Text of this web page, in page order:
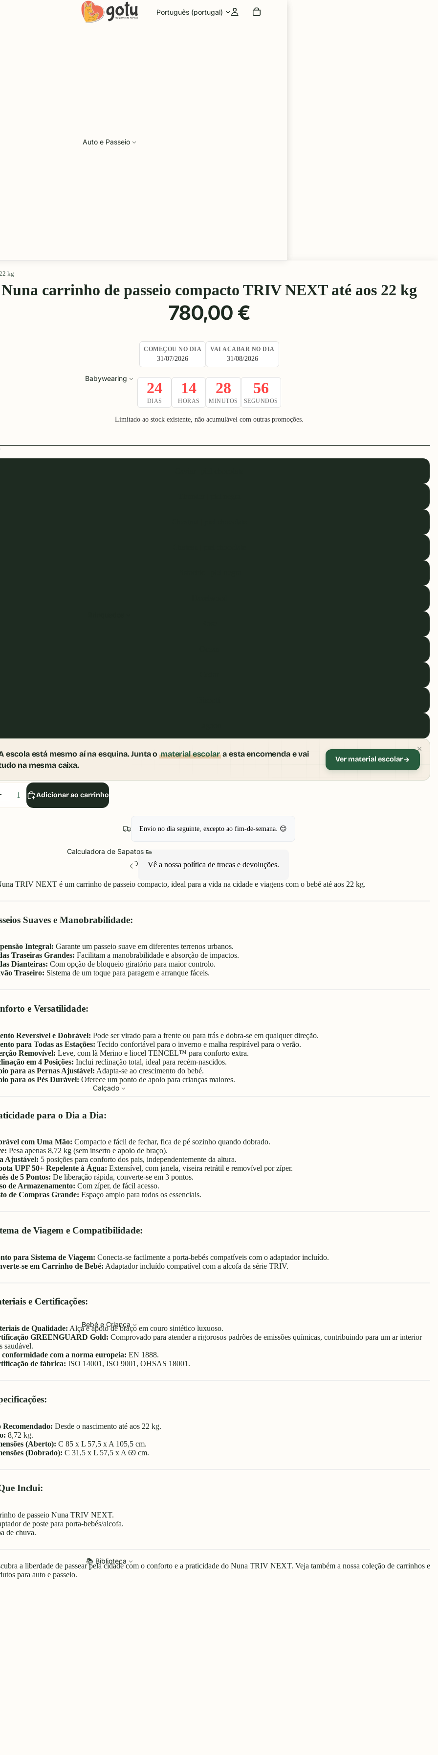
Idioma
Auto e Passeio
Babywearing
Calculadora de Sapatos 👟
Calçado
Bebé e Criança
📚 Biblioteca
kg
Nuna carrinho de passeio compacto TRIV NEXT até aos 22 kg
780,00 €
COMEÇOU NO DIA
31/07/2026
VAI ACABAR NO DIA
31/08/2026
24
DIAS
14
HORAS
28
MINUTOS
55
SEGUNDOS
Limitado ao stock existente, não acumulável com outras promoções.
Aumentar
escola está mesmo aí na esquina. Junta omaterial escolara esta encomenda e vai
na mesma caixa.
Ver material escolar
Adicionar ao carrinho
Envio no dia seguinte, excepto ao fim-de-semana. 😊
Vê a nossa política de trocas e devoluções.
TRIV NEXT é um carrinho de passeio compacto, ideal para a vida na cidade e viagens com o bebé até aos 22 kg.
Suaves e Manobrabilidade:
Integral: Garante um passeio suave em diferentes terrenos urbanos.
Traseiras Grandes: Facilitam a manobrabilidade e absorção de impactos.
Dianteiras: Com opção de bloqueio giratório para maior controlo.
Traseiro: Sistema de um toque para paragem e arranque fáceis.
e Versatilidade:
Reversível e Dobrável: Pode ser virado para a frente ou para trás e dobra-se em qualquer direção.
para Todas as Estações: Tecido confortável para o inverno e malha respirável para o verão.
Removível: Leve, com lã Merino e liocel TENCEL™ para conforto extra.
em 4 Posições: Inclui reclinação total, ideal para recém-nascidos.
para as Pernas Ajustável: Adapta-se ao crescimento do bebé.
para os Pés Durável: Oferece um ponto de apoio para crianças maiores.
para o Dia a Dia:
com Uma Mão: Compacto e fácil de fechar, fica de pé sozinho quando dobrado.
Pesa apenas 8,72 kg (sem inserto e apoio de braço).
Ajustável: 5 posições para conforto dos pais, independentemente da altura.
UPF 50+ Repelente à Água: Extensível, com janela, viseira retrátil e removível por zíper.
de 5 Pontos: De liberação rápida, converte-se em 3 pontos.
de Armazenamento: Com zíper, de fácil acesso.
de Compras Grande: Espaço amplo para todos os essenciais.
de Viagem e Compatibilidade:
para Sistema de Viagem: Conecta-se facilmente a porta-bebés compatíveis com o adaptador incluído.
se em Carrinho de Bebé: Adaptador incluído compatível com a alcofa da série TRIV.
e Certificações:
de Qualidade: Alça e apoio de braço em couro sintético luxuoso.
GREENGUARD Gold: Comprovado para atender a rigorosos padrões de emissões químicas, contribuindo para um ar interior
saudável.
conformidade com a norma europeia: EN 1888.
de fábrica: ISO 14001, ISO 9001, OHSAS 18001.
Recomendado: Desde o nascimento até aos 22 kg.
8,72 kg.
(Aberto): C 85 x L 57,5 x A 105,5 cm.
(Dobrado): C 31,5 x L 57,5 x A 69 cm.
Inclui:
de passeio Nuna TRIV NEXT.
de poste para porta-bebés/alcofa.
de chuva.
a liberdade de passear pela cidade com o conforto e a praticidade do Nuna TRIV NEXT. Veja também a nossa coleção de carrinhos e
para auto e passeio.